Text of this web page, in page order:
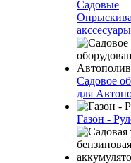
Садовые
акссесуары
Садовое
для
Газон -